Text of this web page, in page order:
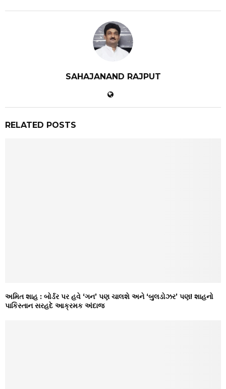
SAHAJANAND RAJPUT
RELATED POSTS
અમિત શાહ : બોર્ડર પર હવે ‘ગન’ પણ ચાલશે અને ‘બુલડોઝર’ પણ! શાહનો
પાકિસ્તાન સરહદે આક્રમક અંદાજ